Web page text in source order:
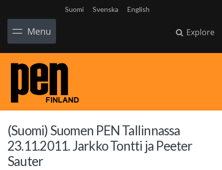
Suomi Svenska English
Menu Explore
(Suomi) Suomen PEN Tallinnassa
23.11.2011. Jarkko Tontti ja Peeter
Sauter